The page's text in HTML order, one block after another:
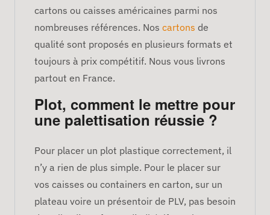
cartons ou caisses américaines parmi nos
nombreuses références. Nos cartons de
qualité sont proposés en plusieurs formats et
toujours à prix compétitif. Nous vous livrons
partout en France.
Plot, comment le mettre pour
une palettisation réussie ?
Pour placer un plot plastique correctement, il
n’y a rien de plus simple. Pour le placer sur
vos caisses ou containers en carton, sur un
plateau voire un présentoir de PLV, pas besoin